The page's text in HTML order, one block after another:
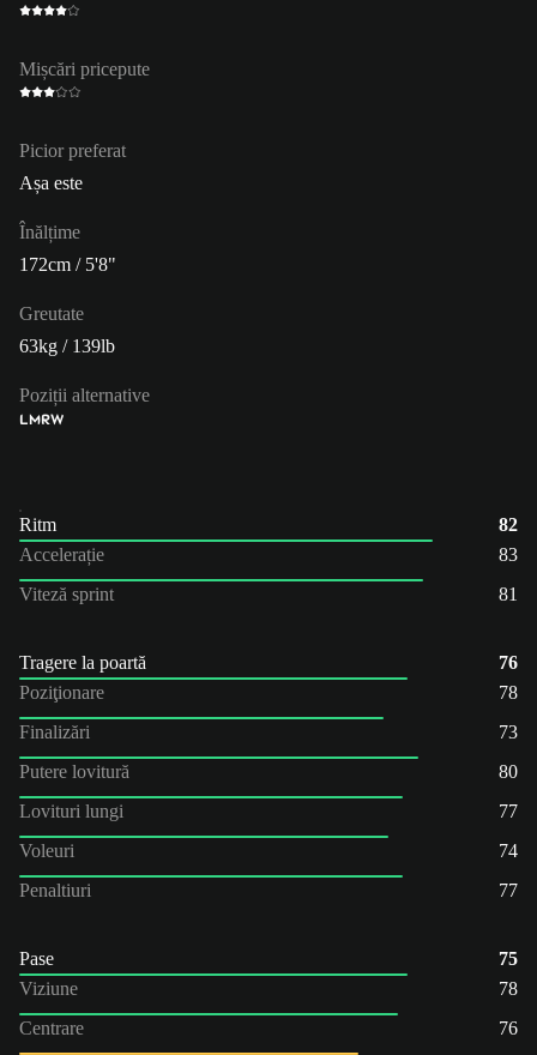
Mișcări pricepute
Picior preferat
Așa este
Înălțime
172cm / 5'8"
Greutate
63kg / 139lb
Poziții alternative
LMRW
Ritm
82
Accelerație
83
Viteză sprint
81
Tragere la poartă
76
Poziţionare
78
Finalizări
73
Putere lovitură
80
Lovituri lungi
77
Voleuri
74
Penaltiuri
77
Pase
75
Viziune
78
Centrare
76